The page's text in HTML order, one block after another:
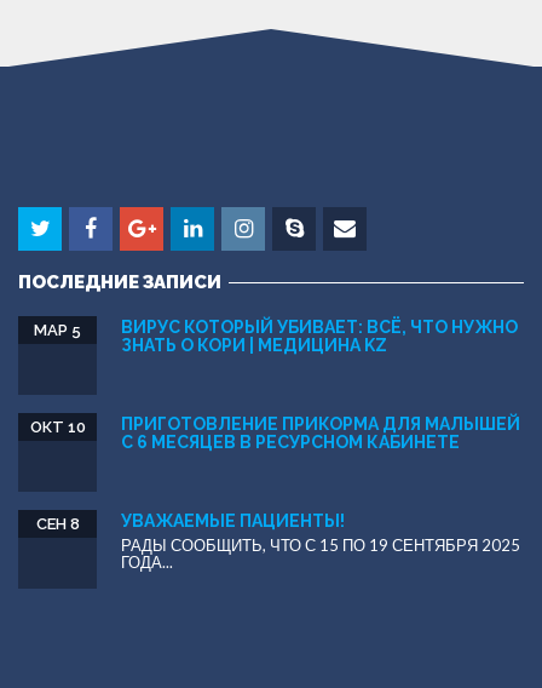
ПОСЛЕДНИЕ ЗАПИСИ
ВИРУС КОТОРЫЙ УБИВАЕТ: ВСЁ, ЧТО НУЖНО
ЗНАТЬ О КОРИ | МЕДИЦИНА KZ
МАР 5
ПРИГОТОВЛЕНИЕ ПРИКОРМА ДЛЯ МАЛЫШЕЙ
С 6 МЕСЯЦЕВ В РЕСУРСНОМ КAБИНЕТЕ
ОКТ 10
УВАЖАЕМЫЕ ПАЦИЕНТЫ!
СЕН 8
РАДЫ СООБЩИТЬ, ЧТО С 15 ПО 19 СЕНТЯБРЯ 2025
ГОДА...